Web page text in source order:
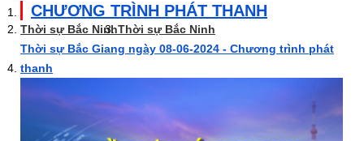
CHƯƠNG TRÌNH PHÁT THANH
Thời sự Bắc NinhThời sự Bắc Ninh
Thời sự Bắc Giang ngày 08-06-2024 - Chương trình phát
thanh